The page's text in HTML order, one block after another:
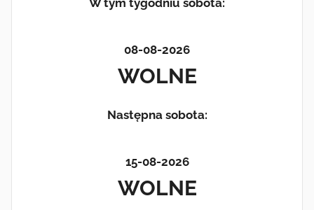
W tym tygodniu sobota:
08-08-2026
WOLNE
Następna sobota:
15-08-2026
WOLNE